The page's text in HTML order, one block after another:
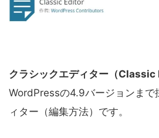
クラシックエディター（Classic
WordPressの4.9バージョンまで
ィター（編集方法）です。